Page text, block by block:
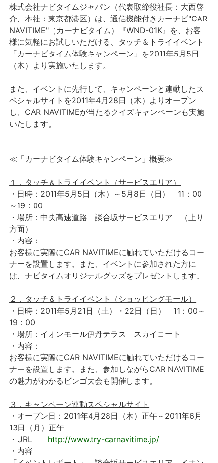
法人向けサービス
採用情報
English
株式会社ナビタイムジャパン（代表取締役社長：大西啓
介、本社：東京都港区）は、通信機能付きカーナビ"CAR
NAVITIME"（カーナビタイム）『WND-01K』を、お客
様に気軽にお試しいただける、タッチ＆トライイベント
「カーナビタイム体験キャンペーン」を2011年5月5日
（木）より実施いたします。
また、イベントに先行して、キャンペーンと連動したス
ペシャルサイトを2011年4月28日（木）よりオープン
し、CAR NAVITIMEが当たるクイズキャンペーンも実施
いたします。
≪「カーナビタイム体験キャンペーン」概要≫
１．タッチ＆トライイベント（サービスエリア）
・日時：2011年5月5日（木）～5月8日（日） 11：00
～19：00
・場所：中央高速道路 談合坂サービスエリア （上り
方面）
・内容：
お客様に実際にCAR NAVITIMEに触れていただけるコー
ナーを設置します。また、イベントに参加された方に
は、ナビタイムオリジナルグッズをプレゼントします。
２．タッチ＆トライイベント（ショッピングモール）
・日時：2011年5月21日（土）・22日（日） 11：00～
19：00
・場所：イオンモール伊丹テラス スカイコート
・内容：
お客様に実際にCAR NAVITIMEに触れていただけるコー
ナーを設置します。また、参加しながらCAR NAVITIME
の魅力がわかるビンゴ大会も開催します。
３．キャンペーン連動スペシャルサイト
・オープン日：2011年4月28日（木）正午～2011年6月
13日（月）正午
・URL： http://www.try-carnavitime.jp/
・内容